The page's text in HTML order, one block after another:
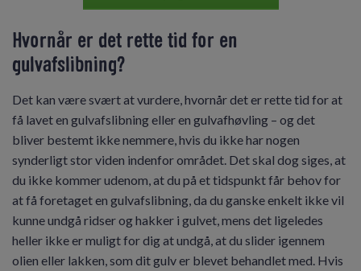
Hvornår er det rette tid for en
gulvafslibning?
Det kan være svært at vurdere, hvornår det er rette tid for at
få lavet en gulvafslibning eller en gulvafhøvling – og det
bliver bestemt ikke nemmere, hvis du ikke har nogen
synderligt stor viden indenfor området. Det skal dog siges, at
du ikke kommer udenom, at du på et tidspunkt får behov for
at få foretaget en gulvafslibning, da du ganske enkelt ikke vil
kunne undgå ridser og hakker i gulvet, mens det ligeledes
heller ikke er muligt for dig at undgå, at du slider igennem
olien eller lakken, som dit gulv er blevet behandlet med. Hvis